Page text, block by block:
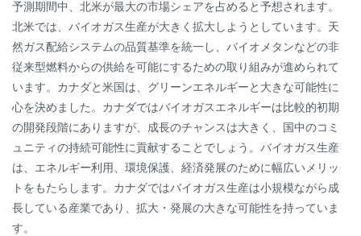
予測期間中、北米が最大の市場シェアを占めると予想されます。
北米では、バイオガス生産が大きく拡大しようとしています。天
然ガス配給システムの品質基準を統一し、バイオメタンなどの非
従来型燃料からの供給を可能にするための取り組みが進められて
います。カナダと米国は、グリーンエネルギーと大きな可能性に
心を決めました。カナダではバイオガスエネルギーは比較的初期
の開発段階にありますが、成長のチャンスは大きく、国中のコミ
ュニティの持続可能性に貢献することでしょう。バイオガス生産
は、エネルギー利用、環境保護、経済発展のために幅広いメリッ
トをもたらします。カナダではバイオガス生産は小規模ながら成
長している産業であり、拡大・発展の大きな可能性を持っていま
す。